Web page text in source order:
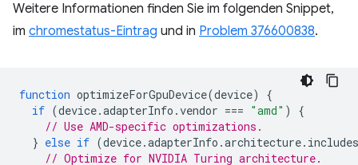
Weitere Informationen finden Sie im folgenden Snippet,
im chromestatus-Eintrag und in Problem 376600838.
function optimizeForGpuDevice(device)
{
if (device.adapterInfo .vendor === "amd" )
{
// Use AMD-specific optimizations.
} else if (device.adapterInfo .architecture. includes
// Optimize for NVIDIA Turing architecture.